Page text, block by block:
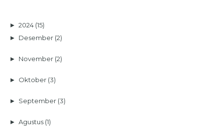
►2024 (15)
► Desember (2)
► November (2)
► Oktober (3)
► September (3)
►Agustus (1)